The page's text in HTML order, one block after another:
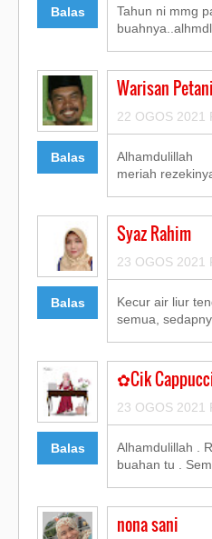
Balas
Tahun ni mmg
Balas
Warisan Petani
22 OGOS 2021
Alhamdulillah
meriah
Balas
Syaz Rahim
23 OGOS 2021
Kecur air liur
semua,
Balas
✿Cik
23 OGOS 2021
Alhamdulillah .
buahan tu .
nona sani